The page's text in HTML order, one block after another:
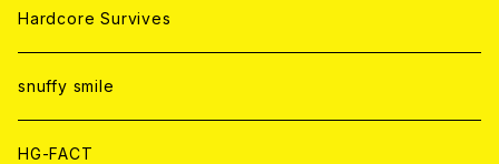
ANALOG
ANALOG
CD
ANALOG
CD
ANALOG
WORLD
CD
ANALOG
JAPAN
CD
ANALOG
WORLD
CD
Hardcore Survives
snuffy smile
HG-FACT